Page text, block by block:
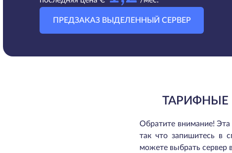
ПРЕДЗАКАЗ ВЫДЕЛЕННЫЙ СЕРВЕР
ТАРИФНЫЕ
Обратите внимание!
так что запишитесь в
можете выбрать сервер